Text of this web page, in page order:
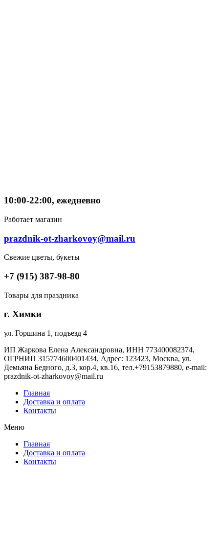
10:00-22:00, ежедневно
Работает магазин
prazdnik-ot-zharkovoy@mail.ru
Свежие цветы, букеты
+7 (915) 387-98-80
Товары для праздника
г. Химки
ул. Горшина 1, подъезд 4
ИП Жаркова Елена Александровна, ИНН 773400082374,
ОГРНИП 315774600401434, Адрес: 123423, Москва, ул.
Демьяна Бедного, д.3, кор.4, кв.16, тел.+79153879880, e-mail:
prazdnik-ot-zharkovoy@mail.ru
Главная
Доставка и оплата
Контакты
Меню
Главная
Доставка и оплата
Контакты